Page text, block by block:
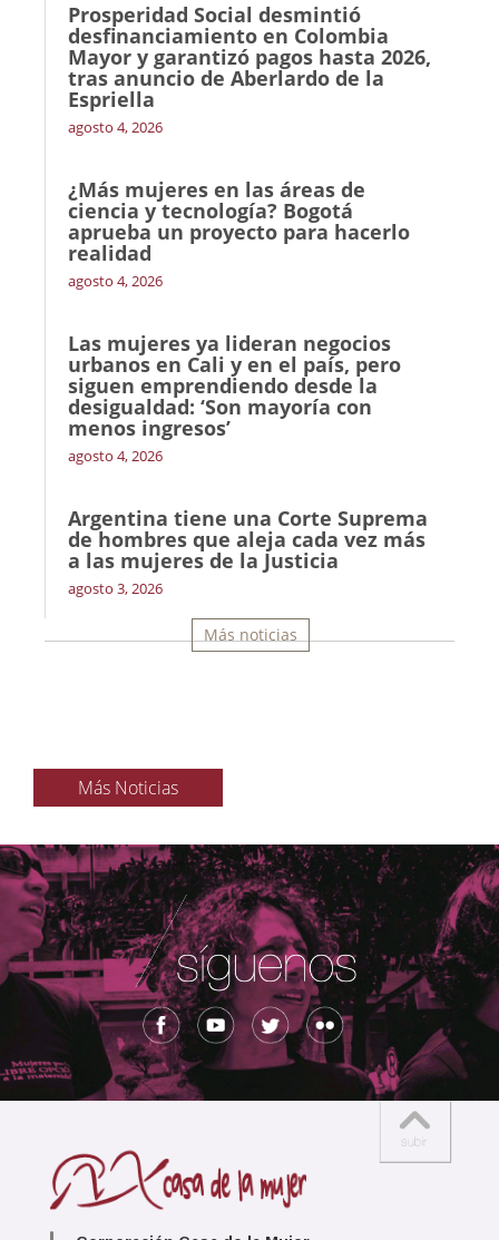
Prosperidad Social desmintió
desfinanciamiento en Colombia
Mayor y garantizó pagos hasta 2026,
tras anuncio de Aberlardo de la
Espriella
agosto 4, 2026
¿Más mujeres en las áreas de
ciencia y tecnología? Bogotá
aprueba un proyecto para hacerlo
realidad
agosto 4, 2026
Las mujeres ya lideran negocios
urbanos en Cali y en el país, pero
siguen emprendiendo desde la
desigualdad: ‘Son mayoría con
menos ingresos’
agosto 4, 2026
Argentina tiene una Corte Suprema
de hombres que aleja cada vez más
a las mujeres de la Justicia
agosto 3, 2026
Más noticias
Más Noticias